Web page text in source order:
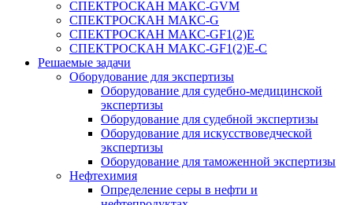
СПЕКТРОСКАН МАКС-GVM
СПЕКТРОСКАН МАКС-G
СПЕКТРОСКАН МАКС-GF1(2)E
СПЕКТРОСКАН МАКС-GF1(2)E-С
Решаемые задачи
Оборудование для экспертизы
Оборудование для судебно-медицинской
экспертизы
Оборудование для судебной экспертизы
Оборудование для искусствоведческой
экспертизы
Оборудование для таможенной экспертизы
Нефтехимия
Определение серы в нефти и